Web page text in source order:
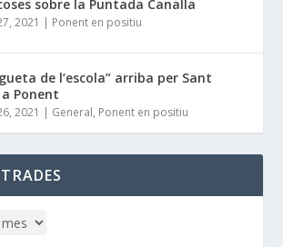
sobre la Puntada Canalla
2021 | Ponent en positiu
de l’escola” arriba per Sant
a Ponent
2021 | General, Ponent en positiu